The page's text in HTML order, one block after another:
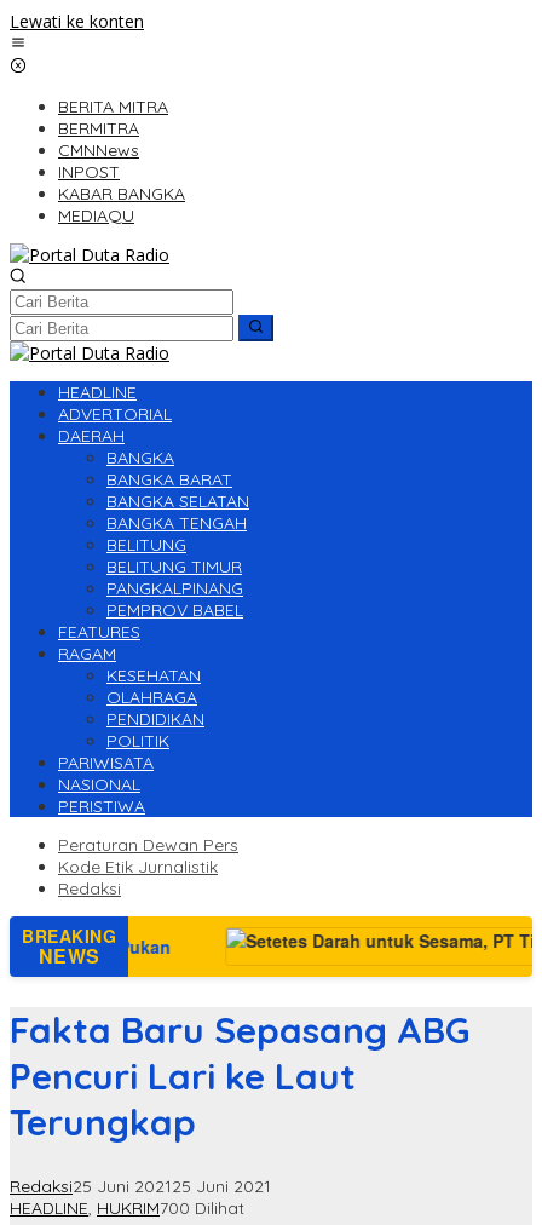
Lewati ke konten
BERITA MITRA
BERMITRA
CMNNews
INPOST
KABAR BANGKA
MEDIAQU
HEADLINE
ADVERTORIAL
DAERAH
BANGKA
BANGKA BARAT
BANGKA SELATAN
BANGKA TENGAH
BELITUNG
BELITUNG TIMUR
PANGKALPINANG
PEMPROV BABEL
FEATURES
RAGAM
KESEHATAN
OLAHRAGA
PENDIDIKAN
POLITIK
PARIWISATA
NASIONAL
PERISTIWA
Peraturan Dewan Pers
Kode Etik Jurnalistik
Redaksi
BREAKING
NEWS
Pukan
Fakta Baru Sepasang ABG
Pencuri Lari ke Laut
Terungkap
Redaksi25 Juni 202125 Juni 2021
HEADLINE, HUKRIM700 Dilihat